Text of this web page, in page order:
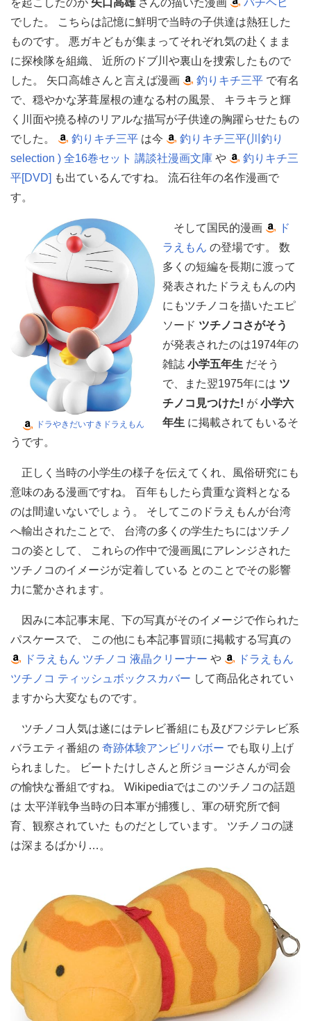
を起こしたのが 矢口高雄 さんの描いた漫画
バチヘビ
でした。 こちらは記憶に鮮明で当時の子供達は熱狂した
ものです。 悪ガキどもが集まってそれぞれ気の赴くまま
に探検隊を組織、 近所のドブ川や裏山を捜索したもので
した。 矢口高雄さんと言えば漫画
釣りキチ三平 で有名
で、穏やかな茅葺屋根の連なる村の風景、 キラキラと輝
く川面や撓る棹のリアルな描写が子供達の胸躍らせたもの
でした。
釣りキチ三平 は今
釣りキチ三平(川釣り
selection ) 全16巻セット 講談社漫画文庫 や
釣りキチ三
平[DVD] も出ているんですね。 流石往年の名作漫画で
す。
ドラやきだいすきドラえもん
そして国民的漫画
ド
ラえもん の登場です。 数
多くの短編を長期に渡って
発表されたドラえもんの内
にもツチノコを描いたエピ
ソード ツチノコさがそう
が発表されたのは1974年の
雑誌 小学五年生 だそう
で、また翌1975年には ツ
チノコ見つけた! が 小学六
年生 に掲載されてもいるそ
うです。
正しく当時の小学生の様子を伝えてくれ、風俗研究にも
意味のある漫画ですね。 百年もしたら貴重な資料となる
のは間違いないでしょう。 そしてこのドラえもんが台湾
へ輸出されたことで、 台湾の多くの学生たちにはツチノ
コの姿として、 これらの作中で漫画風にアレンジされた
ツチノコのイメージが定着している とのことでその影響
力に驚かされます。
因みに本記事末尾、下の写真がそのイメージで作られた
パスケースで、 この他にも本記事冒頭に掲載する写真の
ドラえもん ツチノコ 液晶クリーナー や
ドラえもん
ツチノコ ティッシュボックスカバー して商品化されてい
ますから大変なものです。
ツチノコ人気は遂にはテレビ番組にも及びフジテレビ系
バラエティ番組の 奇跡体験アンビリバボー でも取り上げ
られました。 ビートたけしさんと所ジョージさんが司会
の愉快な番組ですね。 Wikipediaではこのツチノコの話題
は 太平洋戦争当時の日本軍が捕獲し、軍の研究所で飼
育、観察されていた ものだとしています。 ツチノコの謎
は深まるばかり…。